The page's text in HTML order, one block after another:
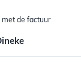
met de factuur